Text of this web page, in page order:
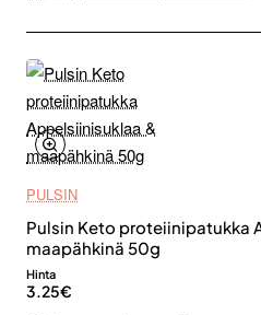
PULSIN
Pulsin Keto proteiinipatukka
maapähkinä 50g
Hinta
3.25€